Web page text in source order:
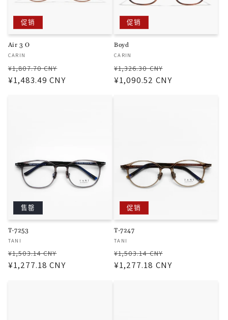
促销
Air 3 O
厂
商：
CARIN
常
规
¥1,807.70 CNY
销
¥1,483.49 CNY
促销
Boyd
厂
商：
CARIN
常
规
¥1,326.30 CNY
销
¥1,090.52 CNY
售罄
T-7253
厂
商：
TANI
常
规
¥1,503.14 CNY
销
¥1,277.18 CNY
促销
T-7247
厂
商：
TANI
常
规
¥1,503.14 CNY
销
¥1,277.18 CNY